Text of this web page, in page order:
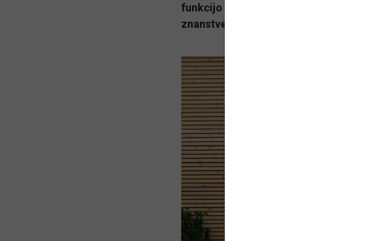
funkcijo s strani mednarodnih
znanstvenemu delu ter vodstvenim